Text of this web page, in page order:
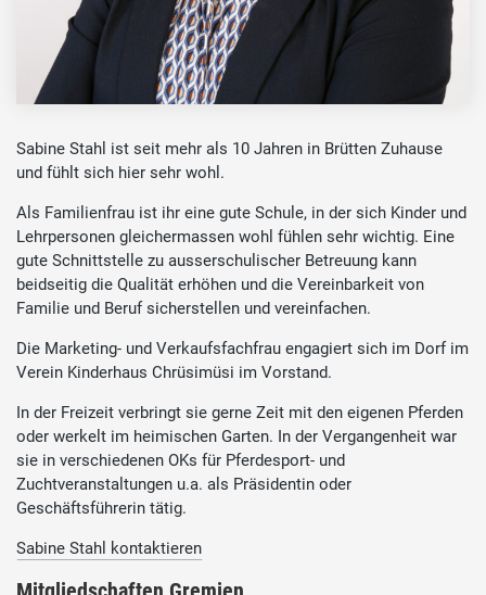
Sabine Stahl ist seit mehr als 10 Jahren in Brütten Zuhause
und fühlt sich hier sehr wohl.
Als Familienfrau ist ihr eine gute Schule, in der sich Kinder und
Lehrpersonen gleichermassen wohl fühlen sehr wichtig. Eine
gute Schnittstelle zu ausserschulischer Betreuung kann
beidseitig die Qualität erhöhen und die Vereinbarkeit von
Familie und Beruf sicherstellen und vereinfachen.
Die Marketing- und Verkaufsfachfrau engagiert sich im Dorf im
Verein Kinderhaus Chrüsimüsi im Vorstand.
In der Freizeit verbringt sie gerne Zeit mit den eigenen Pferden
oder werkelt im heimischen Garten. In der Vergangenheit war
sie in verschiedenen OKs für Pferdesport- und
Zuchtveranstaltungen u.a. als Präsidentin oder
Geschäftsführerin tätig.
Sabine Stahl kontaktieren